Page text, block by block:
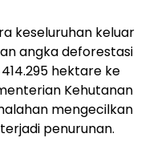
keseluruhan keluar
angka deforestasi
hektare ke
Kehutanan
mengecilkan
penurunan.